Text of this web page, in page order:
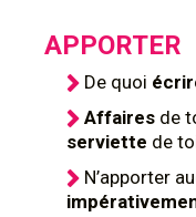
APPORTER
De quoi
Affaires de
serviette de
N’apporter